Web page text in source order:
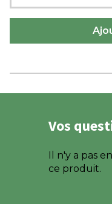
Vos
Il n'y a pas
ce produit.